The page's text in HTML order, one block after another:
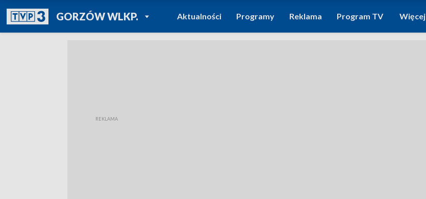
GORZÓW WLKP.POWRÓT DO
TVP REGIONY
Aktualności Programy Reklama Program TV Więcej